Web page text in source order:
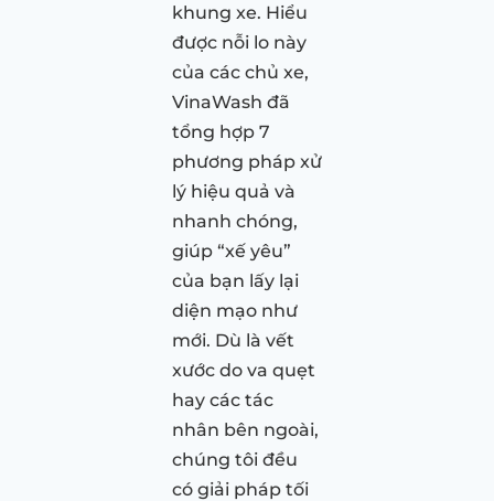
khung xe. Hiểu
được nỗi lo này
của các chủ xe,
VinaWash đã
tổng hợp 7
phương pháp xử
lý hiệu quả và
nhanh chóng,
giúp “xế yêu”
của bạn lấy lại
diện mạo như
mới. Dù là vết
xước do va quẹt
hay các tác
nhân bên ngoài,
chúng tôi đều
có giải pháp tối